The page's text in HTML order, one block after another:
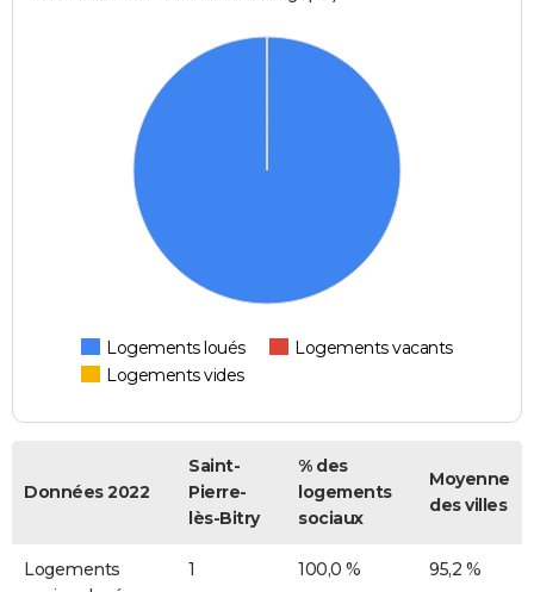
Logements loués
Logements vacants
Logements vides
Données 2022
Saint-
Pierre-
lès-Bitry
% des
logements
sociaux
Moyenne
des villes
Logements
1 100,0 % 95,2 %